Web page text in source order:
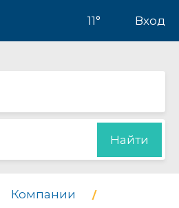
11° Вход
Найти
Компании